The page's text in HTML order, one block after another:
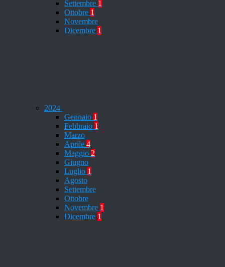
Settembre 1
Ottobre 1
Novembre
Dicembre 1
2024
Gennaio 1
Febbraio 1
Marzo
Aprile 4
Maggio 2
Giugno
Luglio 1
Agosto
Settembre
Ottobre
Novembre 1
Dicembre 1